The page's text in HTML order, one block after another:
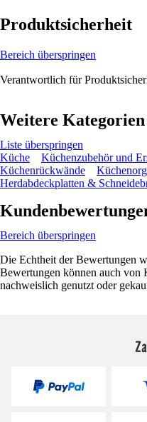
Produktsicherheit
Bereich überspringen
Verantwortlich für
Weitere Kategorien
Liste überspringen
Küche
Küchenzubehör und
Küchenrückwände
Herdabdeckplatten &
Bereich überspringen
Die Echtheit der Bewertungen
Bewertungen können auch von
nachweislich genutzt oder